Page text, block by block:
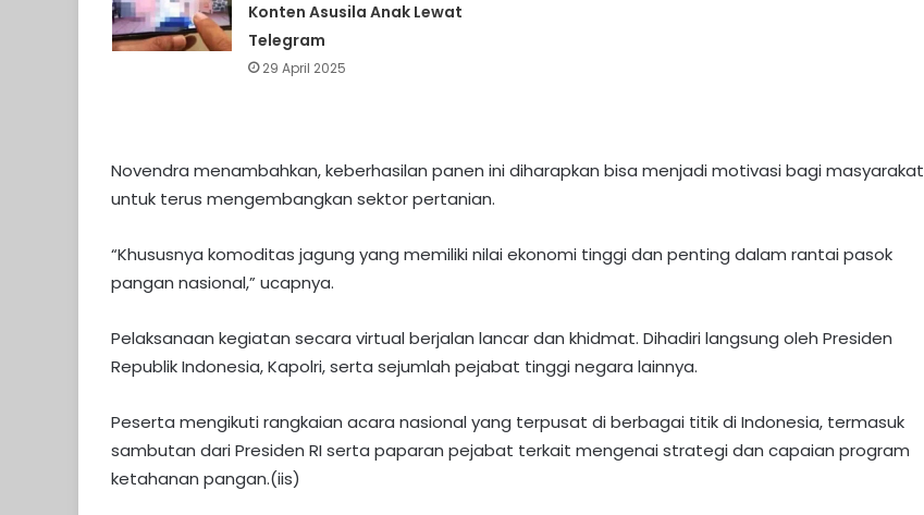
Konten Asusila Anak Lewat
Telegram
29 April 2025
Novendra menambahkan, keberhasilan panen ini diharapkan bisa menjadi motivasi bagi masyarakat
untuk terus mengembangkan sektor pertanian.
“Khususnya komoditas jagung yang memiliki nilai ekonomi tinggi dan penting dalam rantai pasok
pangan nasional,” ucapnya.
Pelaksanaan kegiatan secara virtual berjalan lancar dan khidmat. Dihadiri langsung oleh Presiden
Republik Indonesia, Kapolri, serta sejumlah pejabat tinggi negara lainnya.
Peserta mengikuti rangkaian acara nasional yang terpusat di berbagai titik di Indonesia, termasuk
sambutan dari Presiden RI serta paparan pejabat terkait mengenai strategi dan capaian program
ketahanan pangan.(iis)
Kapolres Barito Utara Terima